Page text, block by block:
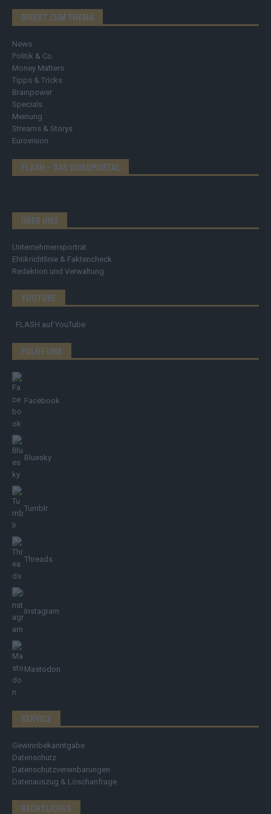
DIREKT ZUM THEMA
News
Politik & Co
Money Matters
Tipps & Tricks
Brainpower
Specials
Meinung
Streams & Storys
Eurovision
FLASH – DAS VIDEOPORTAL
ÜBER UNS
Unternehmensporträt
Ehtikrichtlinie & Faktencheck
Redaktion und Verwaltung
YOUTUBE
FLASH auf YouTube
FOLGE UNS
Facebook
Bluesky
Tumblr
Threads
Instagram
Mastodon
SERVICE
Gewinnbekanntgabe
Datenschutz
Datenschutzvereinbarungen
Datenauszug & Löschanfrage
RECHTLICHES